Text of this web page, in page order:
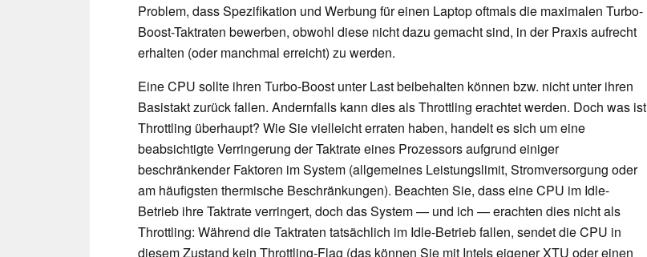
Problem, dass Spezifikation und Werbung für einen Laptop oftmals die maximalen Turbo-
Boost-Taktraten bewerben, obwohl diese nicht dazu gemacht sind, in der Praxis aufrecht
erhalten (oder manchmal erreicht) zu werden.
Eine CPU sollte ihren Turbo-Boost unter Last beibehalten können bzw. nicht unter ihren
Basistakt zurück fallen. Andernfalls kann dies als Throttling erachtet werden. Doch was ist
Throttling überhaupt? Wie Sie vielleicht erraten haben, handelt es sich um eine
beabsichtigte Verringerung der Taktrate eines Prozessors aufgrund einiger
beschränkender Faktoren im System (allgemeines Leistungslimit, Stromversorgung oder
am häufigsten thermische Beschränkungen). Beachten Sie, dass eine CPU im Idle-
Betrieb ihre Taktrate verringert, doch das System — und ich — erachten dies nicht als
Throttling: Während die Taktraten tatsächlich im Idle-Betrieb fallen, sendet die CPU in
diesem Zustand kein Throttling-Flag (das können Sie mit Intels eigener XTU oder einen